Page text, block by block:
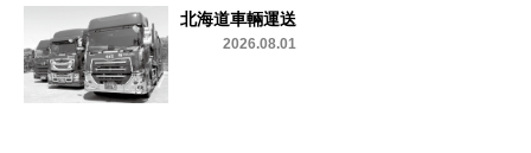
北海道車輛運送
2026.08.01